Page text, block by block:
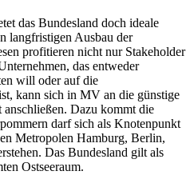
das Bundesland doch ideale
langfristigen Ausbau der
profitieren nicht nur Stakeholder
das entweder
will oder auf die
kann sich in MV an die günstige
Dazu kommt die
darf sich als Knotenpunkt
Metropolen Hamburg, Berlin,
Das Bundesland gilt als
Ostseeraum.